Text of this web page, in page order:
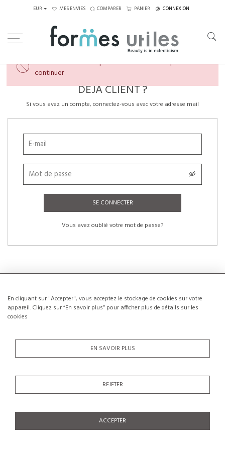
En cliquant sur "Accepter", vous acceptez le stockage de cookies sur votre
appareil. Cliquez sur “En savoir plus” pour afficher plus de détails sur les
cookies
EN SAVOIR PLUS
REJETER
ACCEPTER
EUR MES ENVIES COMPARER PANIER CONNEXION
Veuillez créer un compte ou vous connecter pour
continuer
DÉJÀ CLIENT ?
Si vous avez un compte, connectez-vous avec votre adresse mail
SE CONNECTER
Vous avez oublié votre mot de passe?
NOUVEAUX CLIENTS
La création d’un compte a de nombreux avantages: sauvegarder la liste de vos
CRÉER UN COMPTE